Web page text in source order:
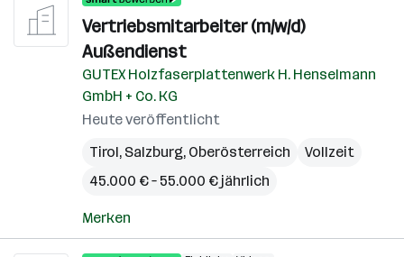
Vertriebsmitarbeiter (m/w/d)
Außendienst
GUTEX Holzfaserplattenwerk H. Henselmann
GmbH + Co. KG
Heute veröffentlicht
Tirol, Salzburg, Oberösterreich
Vollzeit
45.000 € – 55.000 € jährlich
Merken